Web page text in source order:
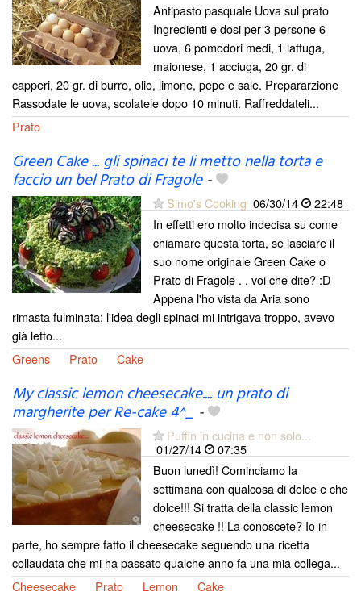
Antipasto pasquale Uova sul prato
Ingredienti e dosi per 3 persone 6
uova, 6 pomodori medi, 1 lattuga,
maionese, 1 acciuga, 20 gr. di
capperi, 20 gr. di burro, olio, limone, pepe e sale. Prepararzione
Rassodate le uova, scolatele dopo 10 minuti. Raffreddateli...
Prato
Green Cake ... gli spinaci te li metto nella torta e
faccio un bel Prato di Fragole-
Simo's Cooking 06/30/14
22:48
In effetti ero molto indecisa su come
chiamare questa torta, se lasciare il
suo nome originale Green Cake o
Prato di Fragole . . voi che dite? :D
Appena l'ho vista da Aria sono
rimasta fulminata: l'idea degli spinaci mi intrigava troppo, avevo
già letto...
Greens
Prato Cake
My classic lemon cheesecake.... un prato di
margherite per Re-cake 4^_ -
Puffin in cucina e non solo...
01/27/14
07:35
Buon lunedì! Cominciamo la
settimana con qualcosa di dolce e che
dolce!!! Si tratta della classic lemon
cheesecake !! La conoscete? Io in
parte, ho sempre fatto il cheesecake seguendo una ricetta
collaudata che mi ha passato qualche anno fa una mia collega...
Cheesecake
Prato Lemon Cake